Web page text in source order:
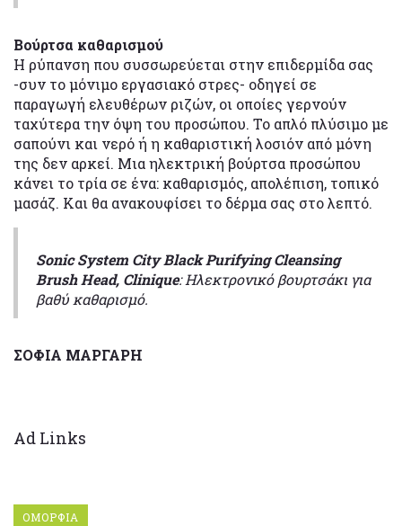
Βούρτσα καθαρισμού
Η ρύπανση που συσσωρεύεται στην επιδερμίδα σας
-συν το μόνιμο εργασιακό στρες- οδηγεί σε
παραγωγή ελευθέρων ριζών, οι οποίες γερνούν
ταχύτερα την όψη του προσώπου. Το απλό πλύσιμο με
σαπούνι και νερό ή η καθαριστική λοσιόν από μόνη
της δεν αρκεί. Μια ηλεκτρική βούρτσα προσώπου
κάνει το τρία σε ένα: καθαρισμός, απολέπιση, τοπικό
μασάζ. Και θα ανακουφίσει το δέρμα σας στο λεπτό.
Sonic System City Black Purifying Cleansing
Brush Head, Clinique: Ηλεκτρονικό βουρτσάκι για
βαθύ καθαρισμό.
ΣΟΦΙΑ ΜΑΡΓΑΡΗ
Ad Links
ΟΜΟΡΦΙΑ